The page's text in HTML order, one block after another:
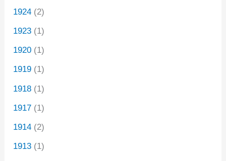
1924 (2)
1923 (1)
1920 (1)
1919 (1)
1918 (1)
1917 (1)
1914 (2)
1913 (1)